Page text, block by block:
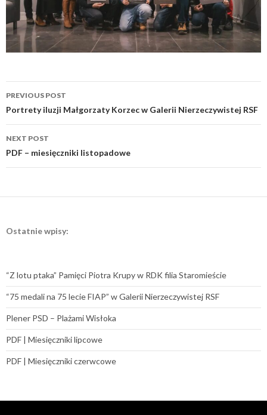
Post
navigation
PREVIOUS POST
Portrety iluzji Małgorzaty Korzec w Galerii Nierzeczywistej RSF
NEXT POST
PDF – miesięczniki listopadowe
Ostatnie wpisy:
“Z lotu ptaka” Pamięci Piotra Krupy w RDK filia Staromieście
“75 medali na 75 lecie FIAP” w Galerii Nierzeczywistej RSF
Plener PSD – Plażami Wisłoka
PDF | Miesięczniki lipcowe
PDF | Miesięczniki czerwcowe